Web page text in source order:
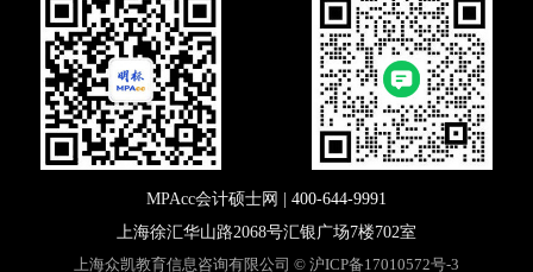
MPAcc会计硕士网 | 400-644-9991
上海徐汇华山路2068号汇银广场7楼702室
上海众凯教育信息咨询有限公司 © 沪ICP备17010572号-3